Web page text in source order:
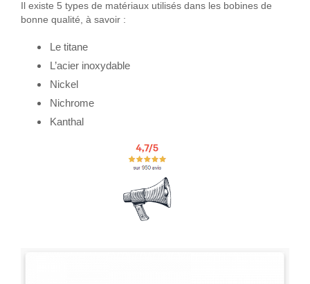
Il existe 5 types de matériaux utilisés dans les bobines de
bonne qualité, à savoir :
Le titane
L’acier inoxydable
Nickel
Nichrome
Kanthal